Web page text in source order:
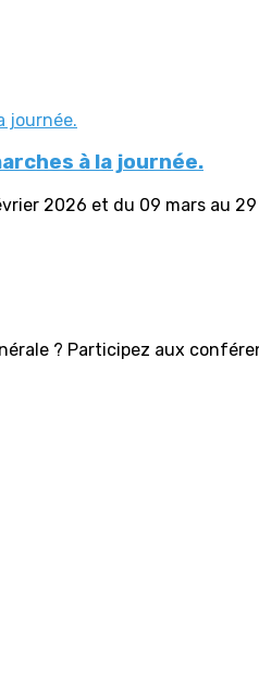
à la journée.
2026 et du 09 mars au
? Participez aux